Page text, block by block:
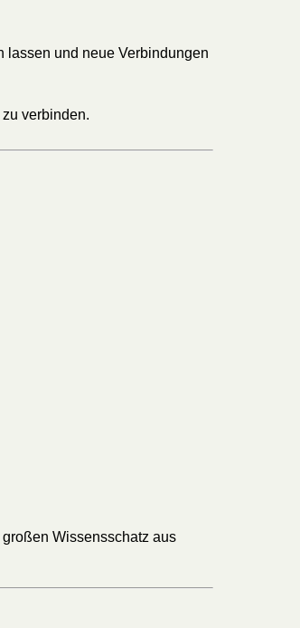
lassen und neue Verbindungen
verbinden.
Wissensschatz aus